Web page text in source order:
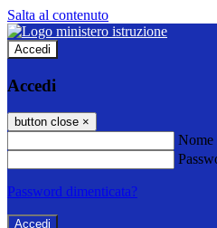
Salta al contenuto
Accedi
Accedi
button close ×
Nome
Password dimenticata?